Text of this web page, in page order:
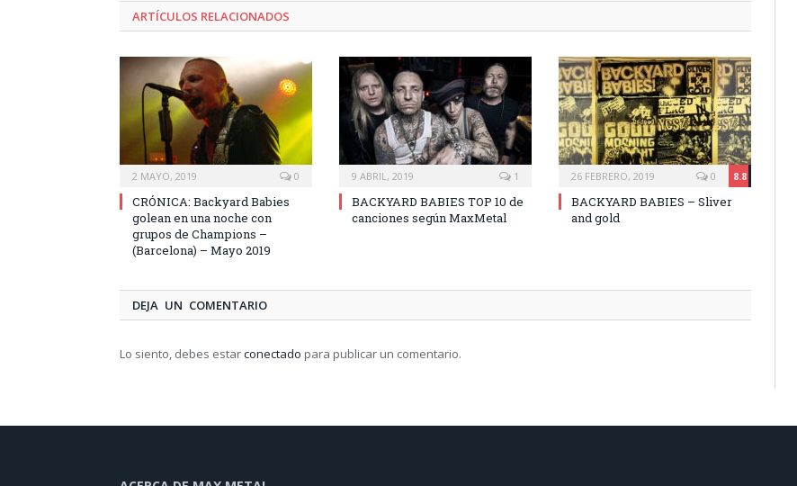
ARTÍCULOS RELACIONADOS
2 MAYO, 2019 0
CRÓNICA: Backyard Babies
golean en una noche con
grupos de Champions –
(Barcelona) – Mayo 2019
9 ABRIL, 2019 1
BACKYARD BABIES TOP 10 de
canciones según MaxMetal
26 FEBRERO, 2019 8.8
0
BACKYARD BABIES – Sliver
and gold
DEJA UN COMENTARIO
Lo siento, debes estarconectado para publicar un comentario.